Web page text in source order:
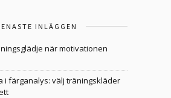
INLÄGGEN
när motivationen
i färganalys: välj träningskläder